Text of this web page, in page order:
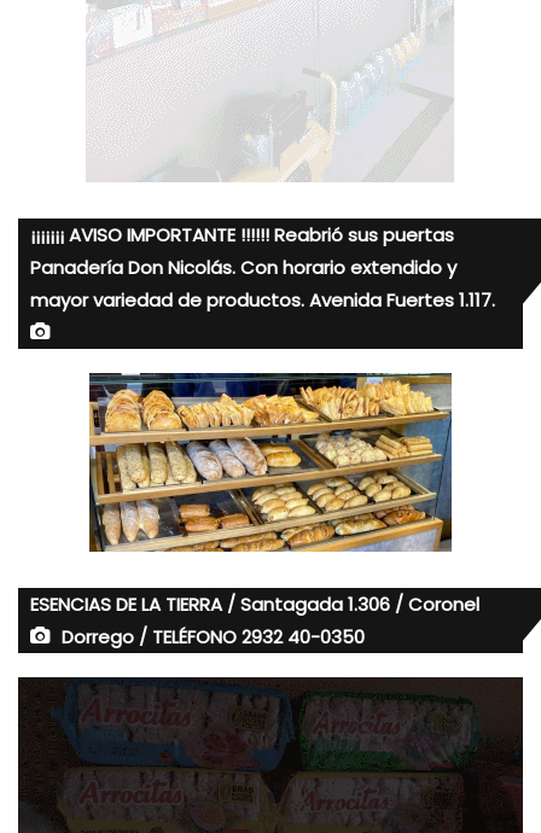
¡¡¡¡¡¡¡ AVISO IMPORTANTE !!!!!! Reabrió sus puertas
Panadería Don Nicolás. Con horario extendido y
mayor variedad de productos. Avenida Fuertes 1.117.
ESENCIAS DE LA TIERRA / Santagada 1.306 / Coronel
Dorrego / TELÉFONO 2932 40-0350